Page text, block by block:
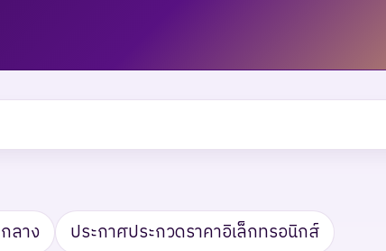
ลาง
ประกาศประกวดราคาอิเล็กทรอนิกส์